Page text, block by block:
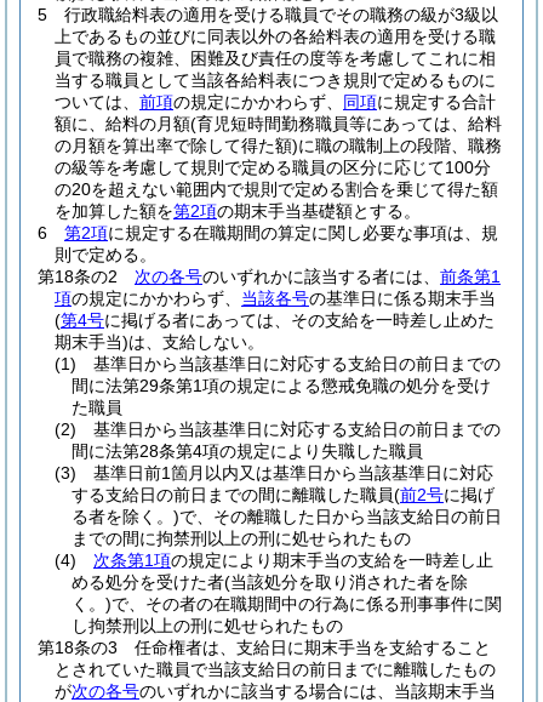
5
行政職給料表の適用を受ける職員でその職務の級が3級以
上であるもの並びに同表以外の各給料表の適用を受ける職
員で職務の複雑、困難及び責任の度等を考慮してこれに相
当する職員として当該各給料表につき規則で定めるものに
ついては、 前項の規定にかかわらず、 同項に規定する合計
額に、給料の月額(育児短時間勤務職員等にあっては、給料
の月額を算出率で除して得た額)に職の職制上の段階、職務
の級等を考慮して規則で定める職員の区分に応じて100分
の20を超えない範囲内で規則で定める割合を乗じて得た額
を加算した額を第2項の期末手当基礎額とする。
6
第2項に規定する在職期間の算定に関し必要な事項は、規
則で定める。
第18条の2
次の各号のいずれかに該当する者には、 前条第1
項の規定にかかわらず、 当該各号の基準日に係る期末手当
(第4号に掲げる者にあっては、その支給を一時差し止めた
期末手当)は、支給しない。
(1)
基準日から当該基準日に対応する支給日の前日までの
間に法第29条第1項の規定による懲戒免職の処分を受け
た職員
(2)
基準日から当該基準日に対応する支給日の前日までの
間に法第28条第4項の規定により失職した職員
(3)
基準日前1箇月以内又は基準日から当該基準日に対応
する支給日の前日までの間に離職した職員(前2号に掲げ
る者を除く。)で、その離職した日から当該支給日の前日
までの間に拘禁刑以上の刑に処せられたもの
(4)
次条第1項の規定により期末手当の支給を一時差し止
める処分を受けた者(当該処分を取り消された者を除
く。)で、その者の在職期間中の行為に係る刑事事件に関
し拘禁刑以上の刑に処せられたもの
第18条の3
任命権者は、支給日に期末手当を支給すること
とされていた職員で当該支給日の前日までに離職したもの
が次の各号のいずれかに該当する場合には、当該期末手当